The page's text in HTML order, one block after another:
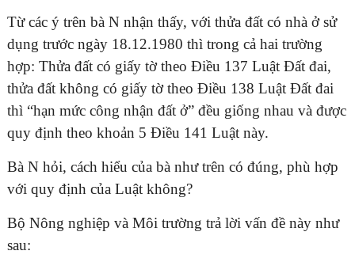
Từ các ý trên bà N nhận thấy, với thửa đất có nhà ở sử
dụng trước ngày 18.12.1980 thì trong cả hai trường
hợp: Thửa đất có giấy tờ theo Điều 137 Luật Đất đai,
thửa đất không có giấy tờ theo Điều 138 Luật Đất đai
thì “hạn mức công nhận đất ở” đều giống nhau và được
quy định theo khoản 5 Điều 141 Luật này.
Bà N hỏi, cách hiểu của bà như trên có đúng, phù hợp
với quy định của Luật không?
Bộ Nông nghiệp và Môi trường trả lời vấn đề này như
sau: